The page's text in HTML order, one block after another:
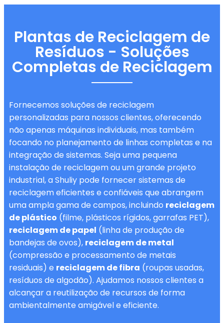
Plantas de Reciclagem de
Resíduos - Soluções
Completas de Reciclagem
Fornecemos soluções de reciclagem
personalizadas para nossos clientes, oferecendo
não apenas máquinas individuais, mas também
focando no planejamento de linhas completas e na
integração de sistemas. Seja uma pequena
instalação de reciclagem ou um grande projeto
industrial, a Shuliy pode fornecer sistemas de
reciclagem eficientes e confiáveis que abrangem
uma ampla gama de campos, incluindo reciclagem
de plástico (filme, plásticos rígidos, garrafas PET),
reciclagem de papel (linha de produção de
bandejas de ovos), reciclagem de metal
(compressão e processamento de metais
residuais) e reciclagem de fibra (roupas usadas,
resíduos de algodão). Ajudamos nossos clientes a
alcançar a reutilização de recursos de forma
ambientalmente amigável e eficiente.